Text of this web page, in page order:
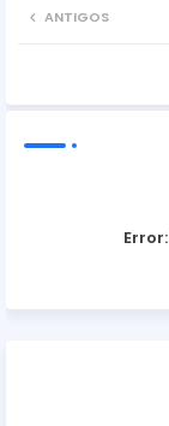
ANTIGOS
Error: